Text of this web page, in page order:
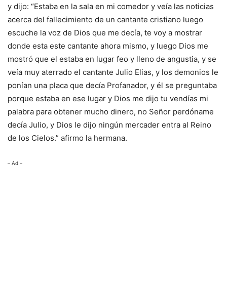
y dijo: “Estaba en la sala en mi comedor y veía las noticias
acerca del fallecimiento de un cantante cristiano luego
escuche la voz de Dios que me decía, te voy a mostrar
donde esta este cantante ahora mismo, y luego Dios me
mostró que el estaba en lugar feo y lleno de angustia, y se
veía muy aterrado el cantante Julio Elias, y los demonios le
ponían una placa que decía Profanador, y él se preguntaba
porque estaba en ese lugar y Dios me dijo tu vendías mi
palabra para obtener mucho dinero, no Señor perdóname
decía Julio, y Dios le dijo ningún mercader entra al Reino
de los Cielos.” afirmo la hermana.
– Ad –